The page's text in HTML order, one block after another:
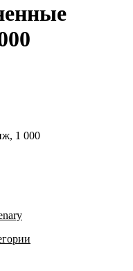
1 000